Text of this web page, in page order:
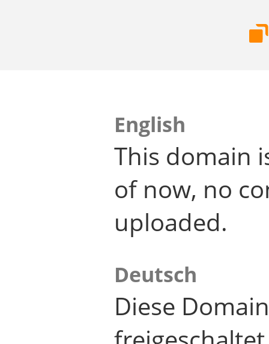
English
This domain
of now, no
uploaded.
Deutsch
Diese